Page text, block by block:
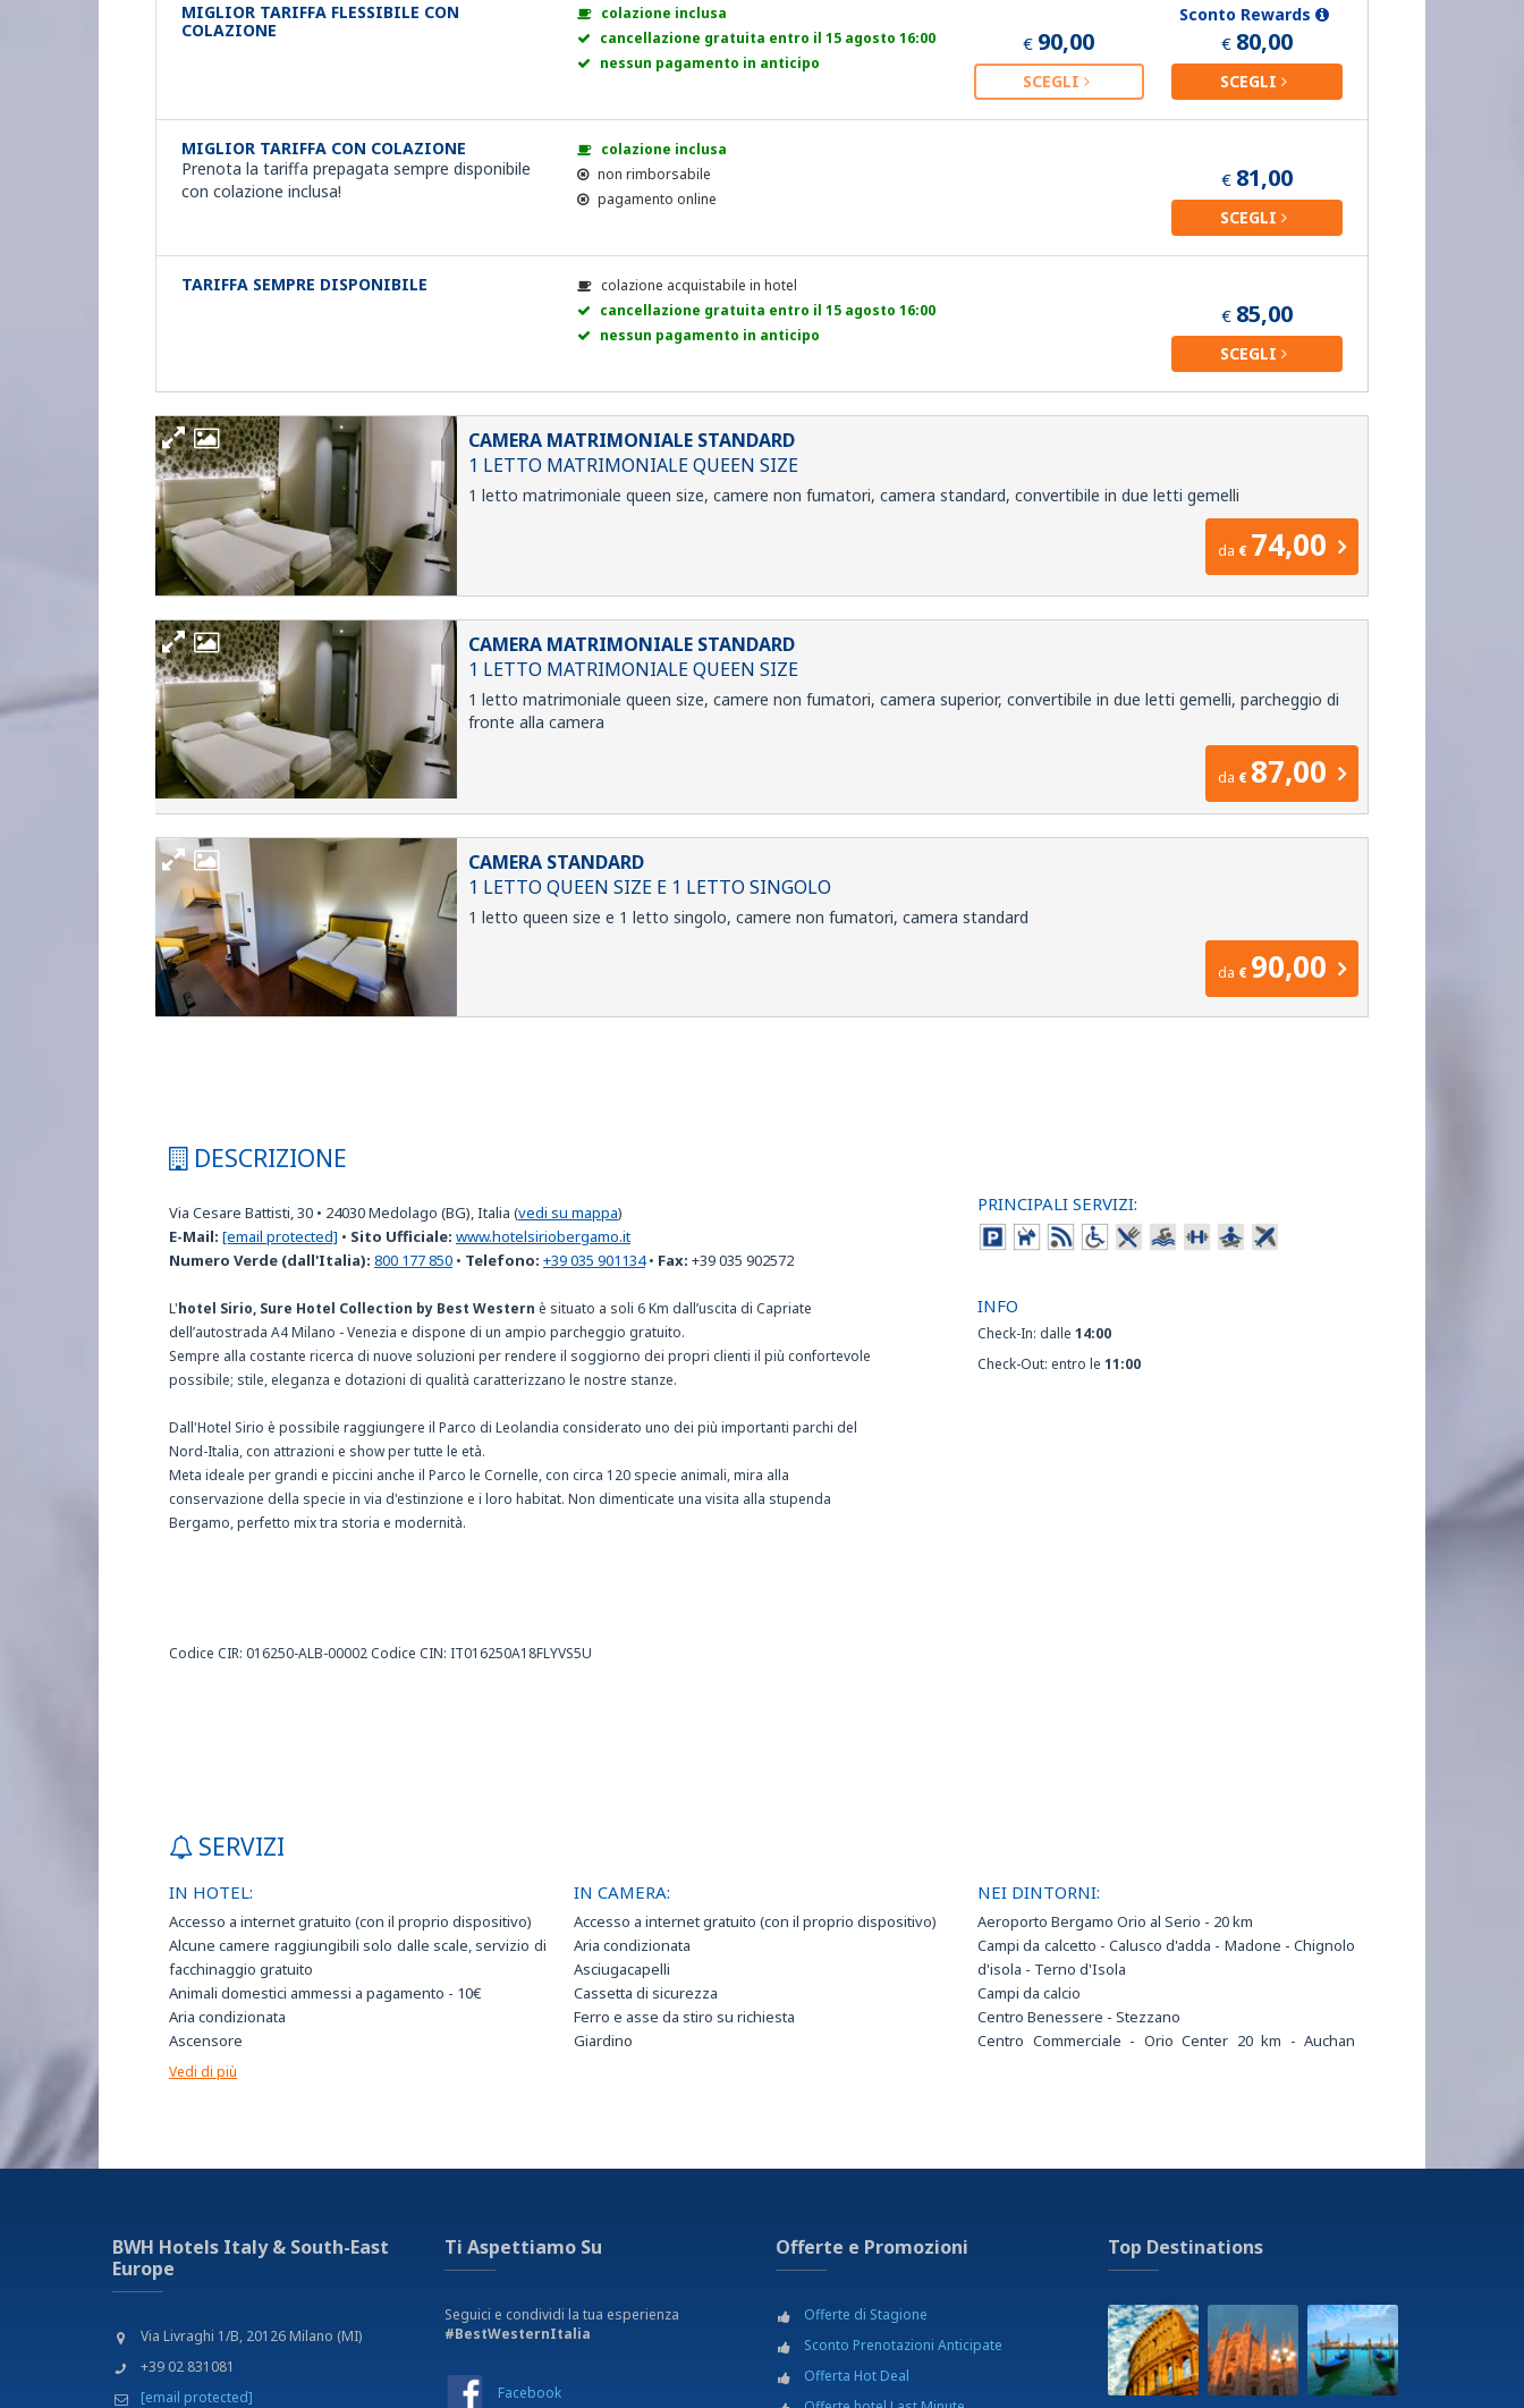
MIGLIOR TARIFFA FLESSIBILE CON
COLAZIONE
colazione inclusa
cancellazione gratuita entro il 15 agosto 16:00
nessun pagamento in anticipo
€ 90,00
SCEGLI
Sconto Rewards
€ 80,00
SCEGLI
MIGLIOR TARIFFA CON COLAZIONE
Prenota la tariffa prepagata sempre disponibile
con colazione inclusa!
colazione inclusa
non rimborsabile
pagamento online
€ 81,00
SCEGLI
TARIFFA SEMPRE DISPONIBILE
colazione acquistabile in hotel
cancellazione gratuita entro il 15 agosto 16:00
nessun pagamento in anticipo
€ 85,00
SCEGLI
CAMERA MATRIMONIALE STANDARD
1 LETTO MATRIMONIALE QUEEN SIZE
1 letto matrimoniale queen size, camere non fumatori, camera standard, convertibile in due letti gemelli
da € 74,00
CAMERA MATRIMONIALE STANDARD
1 LETTO MATRIMONIALE QUEEN SIZE
1 letto matrimoniale queen size, camere non fumatori, camera superior, convertibile in due letti gemelli, parcheggio di
fronte alla camera
da € 87,00
CAMERA STANDARD
1 LETTO QUEEN SIZE E 1 LETTO SINGOLO
1 letto queen size e 1 letto singolo, camere non fumatori, camera standard
da € 90,00
DESCRIZIONE
Via Cesare Battisti, 30 • 24030Medolago (BG), Italia (vedi su mappa)
E-Mail: [email protected] • Sito Ufficiale: www.hotelsiriobergamo.it
Numero Verde (dall'Italia): 800 177 850 • Telefono: +39 035 901134• Fax: +39 035 902572
L'hotel Sirio, Sure Hotel Collection by Best Western è situato a soli 6 Km dall’uscita di Capriate
dell’autostrada A4 Milano - Venezia e dispone di un ampio parcheggio gratuito.
Sempre alla costante ricerca di nuove soluzioni per rendere il soggiorno dei propri clienti il più confortevole
possibile; stile, eleganza e dotazioni di qualità caratterizzano le nostre stanze.
Dall'Hotel Sirio è possibile raggiungere il Parco di Leolandia considerato uno dei più importanti parchi del
Nord-Italia, con attrazioni e show per tutte le età.
Meta ideale per grandi e piccini anche il Parco le Cornelle, con circa 120 specie animali, mira alla
conservazione della specie in via d'estinzione e i loro habitat. Non dimenticate una visita alla stupenda
Bergamo, perfetto mix tra storia e modernità.
Codice CIR: 016250-ALB-00002 Codice CIN: IT016250A18FLYVS5U
PRINCIPALI SERVIZI:
INFO
Check-In: dalle14:00
Check-Out: entro le11:00
SERVIZI
IN HOTEL:
Accesso a internet gratuito (con il proprio dispositivo)
Alcune camere raggiungibili solo dalle scale, servizio di
facchinaggio gratuito
Animali domestici ammessi a pagamento - 10€
Aria condizionata
Ascensore
Bar
Colazione a buffet
Culla disponibile su richiesta
Giardino
Internet Wi-Fi gratuito
Letto aggiunto disponibile su richiesta
Parcheggio
IN CAMERA:
Accesso a internet gratuito (con il proprio dispositivo)
Aria condizionata
Asciugacapelli
Cassetta di sicurezza
Ferro e asse da stiro su richiesta
Giardino
NEI DINTORNI:
Aeroporto Bergamo Orio al Serio - 20 km
Campi da calcetto - Calusco d'adda - Madone - Chignolo
d'isola - Terno d'Isola
Campi da calcio
Centro Benessere - Stezzano
Centro Commerciale - Orio Center 20 km - Auchan
Kartodromo - Curno
Noleggio Auto - Aeroporto Orio al serio
Noleggio biciclette - Bergamo
Ospedale - Bergamo - Ponte San Pietro - Zingonia
Palestra - Suisio - Calusco
Vedi di più
BWH Hotels Italy & South-East
Europe
Via Livraghi 1/B, 20126 Milano (MI)
+39 02 831081
[email protected]
Ti Aspettiamo Su
Seguici e condividi la tua esperienza
#BestWesternItalia
Facebook
Offerte e Promozioni
Offerte di Stagione
Sconto Prenotazioni Anticipate
Offerta Hot Deal
Top Destinations